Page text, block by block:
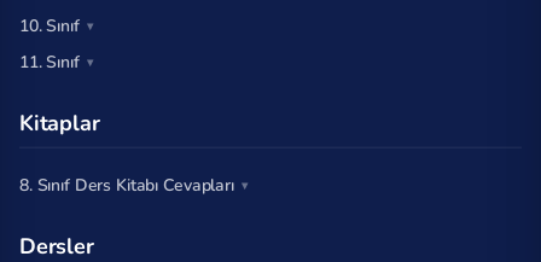
10. Sınıf
11. Sınıf
Kitaplar
8. Sınıf Ders Kitabı Cevapları
Dersler